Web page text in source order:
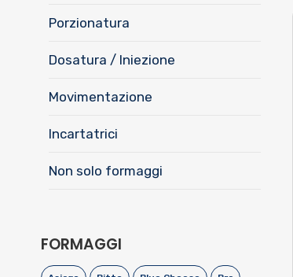
Porzionatura
Dosatura / Iniezione
Movimentazione
Incartatrici
Non solo formaggi
FORMAGGI